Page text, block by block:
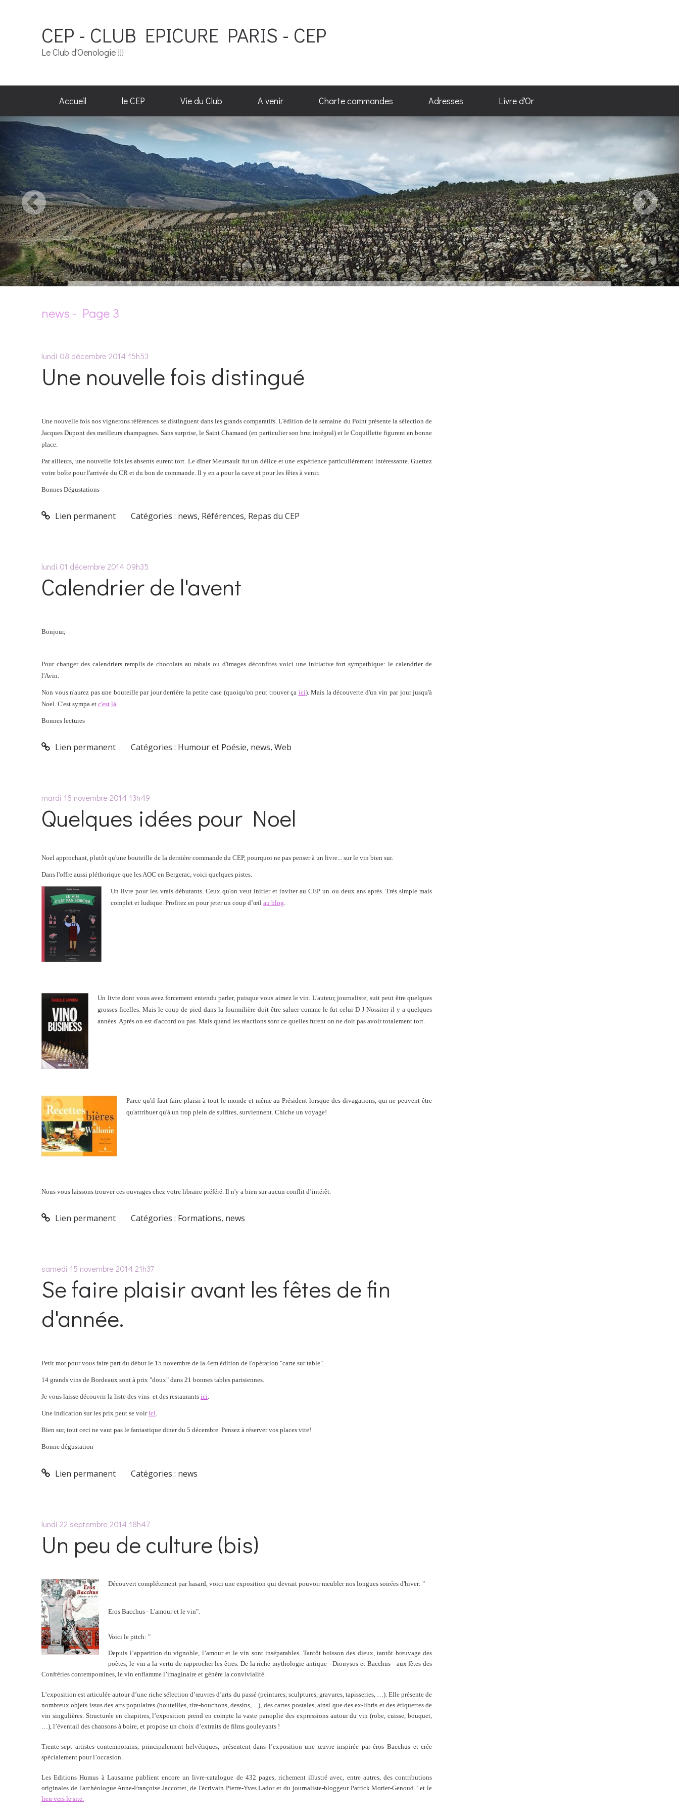
CEP - CLUB EPICURE PARIS - CEP
Le Club d'Oenologie !!!
Accueil le CEP Vie du Club A venir Charte commandes Adresses Livre d'Or
news - Page 3
lundi 08 décembre 2014 15h53
Une nouvelle fois distingué
Une nouvelle fois nos vignerons références se distinguent dans les grands comparatifs. L'édition de la semaine du Point présente la sélection de
Jacques Dupont des meilleurs champagnes. Sans surprise, le Saint Chamand (en particulier son brut intégral) et le Coquillette figurent en bonne
place.
Par ailleurs, une nouvelle fois les absents eurent tort. Le dîner Meursault fut un délice et une expérience particulièrement intéressante. Guettez
votre boîte pour l'arrivée du CR et du bon de commande. Il y en a pour la cave et pour les fêtes à venir.
Bonnes Dégustations
Lien permanent Catégories : news, Références, Repas du CEP
lundi 01 décembre 2014 09h35
Calendrier de l'avent
Bonjour,
Pour changer des calendriers remplis de chocolats au rabais ou d'images déconfites voici une initiative fort sympathique: le calendrier de
l'Avin.
Non vous n'aurez pas une bouteille par jour derrière la petite case (quoiqu'on peut trouver ça ici). Mais la découverte d'un vin par jour jusqu'à
Noel. C'est sympa et c'est là
Bonnes lectures
Lien permanent Catégories : Humour et Poésie, news,Web
mardi 18 novembre 2014 13h49
Quelques idées pour Noel
Noel approchant, plutôt qu'une bouteille de la dernière commande du CEP, pourquoi ne pas penser à un livre... sur le vin bien sur.
Dans l'offre aussi pléthorique que les AOC en Bergerac, voici quelques pistes.
Un livre pour les vrais débutants. Ceux qu'on veut initier et inviter au CEP un ou deux ans après. Très simple mais
complet et ludique. Profitez en pour jeter un coup d’œilau blog
Un livre dont vous avez forcement entendu parler, puisque vous aimez le vin. L'auteur, journaliste, suit peut être quelques
grosses ficelles. Mais le coup de pied dans la fourmilière doit être saluer comme le fut celui D J Nossiter il y a quelques
années. Après on est d'accord ou pas. Mais quand les réactions sont ce quelles furent on ne doit pas avoir totalement tort.
Parce qu'il faut faire plaisir à tout le monde et même au Président lorsque des divagations, qui ne peuvent être
qu'attribuer qu'à un trop plein de sulfites, surviennent. Chiche un voyage!
Nous vous laissons trouver ces ouvrages chez votre libraire préféré. Il n'y a bien sur aucun conflit d’intérêt.
Lien permanent Catégories : Formations, news
samedi 15 novembre 2014 21h37
Se faire plaisir avant les fêtes de fin
d'année.
Petit mot pour vous faire part du début le 15 novembre de la 4em édition de l'opération "carte sur table".
14 grands vins de Bordeaux sont à prix "doux" dans 21 bonnes tables parisiennes.
Je vous laisse découvrir la liste des vins et des restaurants ici.
Une indication sur les prix peut se voirici.
Bien sur, tout ceci ne vaut pas le fantastique diner du 5 décembre. Pensez à réserver vos places vite!
Bonne dégustation
Lien permanent Catégories : news
lundi 22 septembre 2014 18h47
Un peu de culture (bis)
Découvert complétement par hasard, voici une exposition qui devrait pouvoir meubler nos longues soirées d'hiver: "
Eros Bacchus - L'amour et le vin".
Voici le pitch: "
Depuis l’apparition du vignoble, l’amour et le vin sont inséparables. Tantôt boisson des dieux, tantôt breuvage des
poètes, le vin a la vertu de rapprocher les êtres. De la riche mythologie antique - Dionysos et Bacchus - aux fêtes des
Confréries contemporaines, le vin enflamme l’imaginaire et génère la convivialité.
L’exposition est articulée autour d’une riche sélection d’œuvres d’arts du passé (peintures, sculptures, gravures, tapisseries, …). Elle présente de
nombreux objets issus des arts populaires (bouteilles, tire-bouchons, dessins,…), des cartes postales, ainsi que des ex-libris et des étiquettes de
vin singulières. Structurée en chapitres, l’exposition prend en compte la vaste panoplie des expressions autour du vin (robe, cuisse, bouquet,
…), l’éventail des chansons à boire, et propose un choix d’extraits de films gouleyants !
Trente-sept artistes contemporains, principalement helvétiques, présentent dans l’exposition une œuvre inspirée par éros Bacchus et crée
spécialement pour l’occasion.
Les Editions Humus à Lausanne publient encore un livre-catalogue de 432 pages, richement illustré avec, entre autres, des contributions
originales de l'archéologue Anne-Françoise Jaccottet, de l'écrivain Pierre-Yves Lador et du journaliste-bloggeur Patrick Morier-Genoud." et le
lien vers le site.